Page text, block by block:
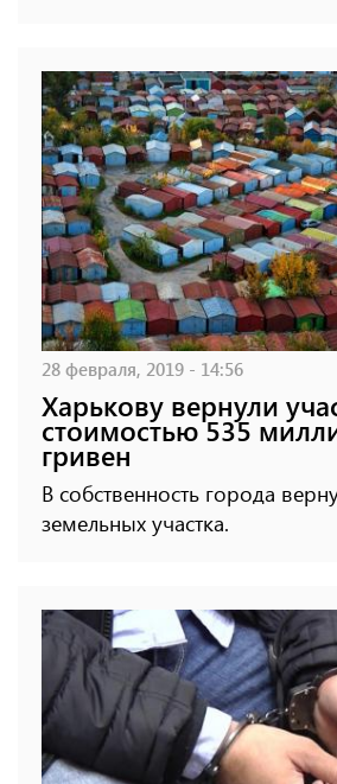
28 февраля, 2019 - 14:56
Харькову вернули
стоимостью 535
гривен
В собственность города
земельных участка.